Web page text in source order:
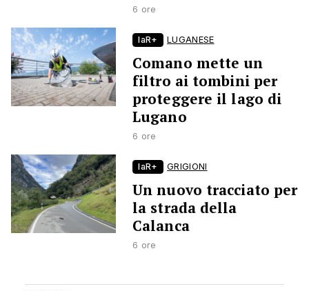
6 ore
laR+ LUGANESE
Comano mette un
filtro ai tombini per
proteggere il lago di
Lugano
6 ore
laR+ GRIGIONI
Un nuovo tracciato per
la strada della
Calanca
6 ore